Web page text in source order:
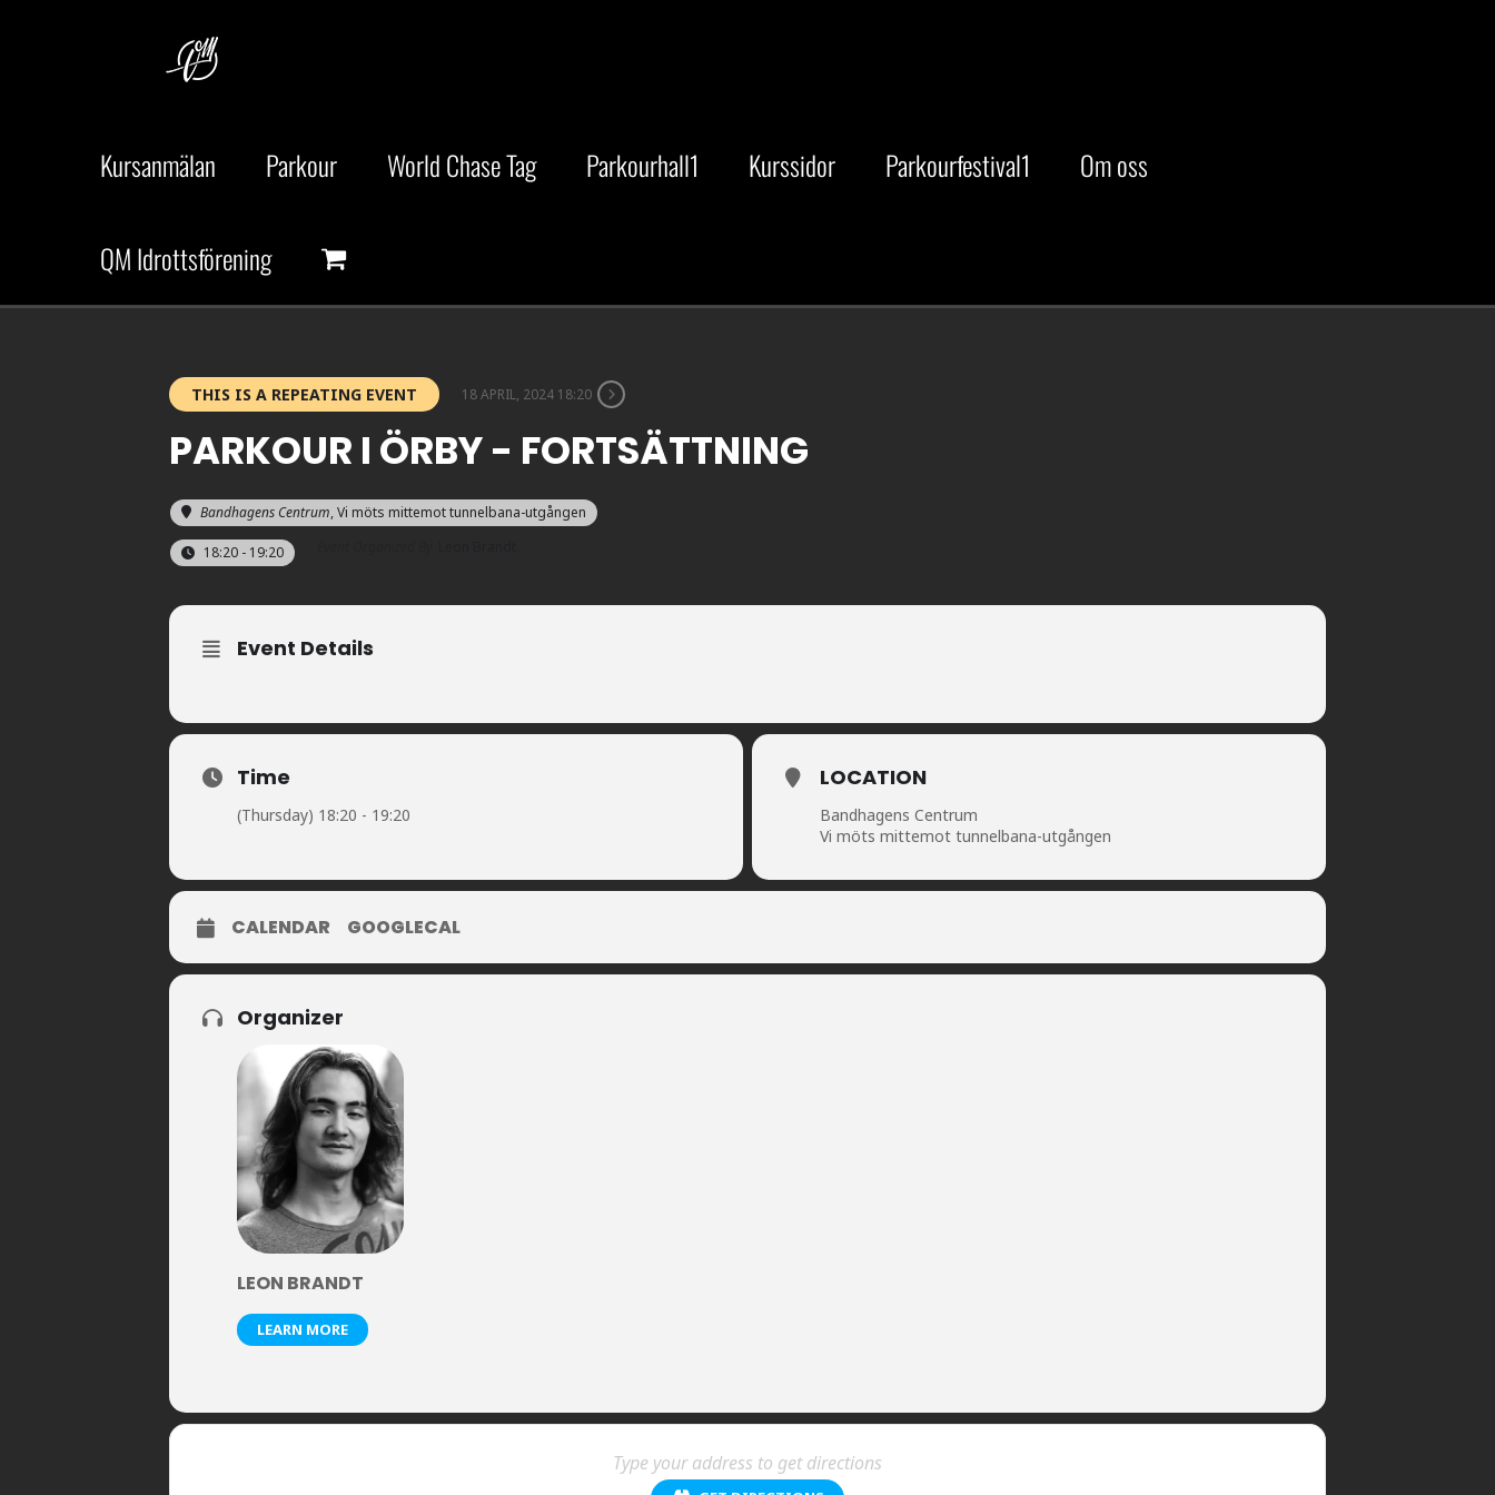
Kursanmälan Parkour World Chase Tag Parkourhall1 Kurssidor Parkourfestival1 Om oss
QM Idrottsförening
THIS IS A REPEATING EVENT 18 APRIL, 2024 18:20
PARKOUR I ÖRBY - FORTSÄTTNING
Bandhagens Centrum, Vi möts mittemot tunnelbana-utgången
18:20 - 19:20
Event Details
Time
(Thursday) 18:20 - 19:20
LOCATION
Bandhagens Centrum
Vi möts mittemot tunnelbana-utgången
CALENDAR GOOGLECAL
Organizer
LEON BRANDT
LEARN MORE